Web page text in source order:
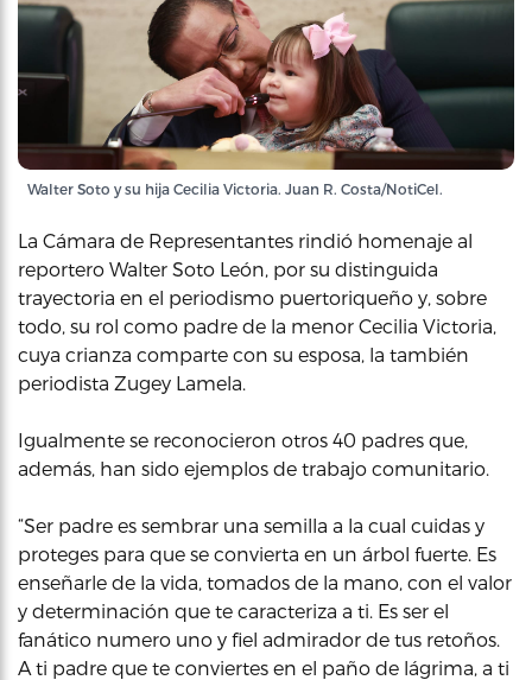
Walter Soto y su hija Cecilia Victoria. Juan R. Costa/NotiCel.
La Cámara de Representantes rindió homenaje al
reportero Walter Soto León, por su distinguida
trayectoria en el periodismo puertoriqueño y, sobre
todo, su rol como padre de la menor Cecilia Victoria,
cuya crianza comparte con su esposa, la también
periodista Zugey Lamela.
Igualmente se reconocieron otros 40 padres que,
además, han sido ejemplos de trabajo comunitario.
“Ser padre es sembrar una semilla a la cual cuidas y
proteges para que se convierta en un árbol fuerte. Es
enseñarle de la vida, tomados de la mano, con el valor
y determinación que te caracteriza a ti. Es ser el
fanático numero uno y fiel admirador de tus retoños.
A ti padre que te conviertes en el paño de lágrima, a ti